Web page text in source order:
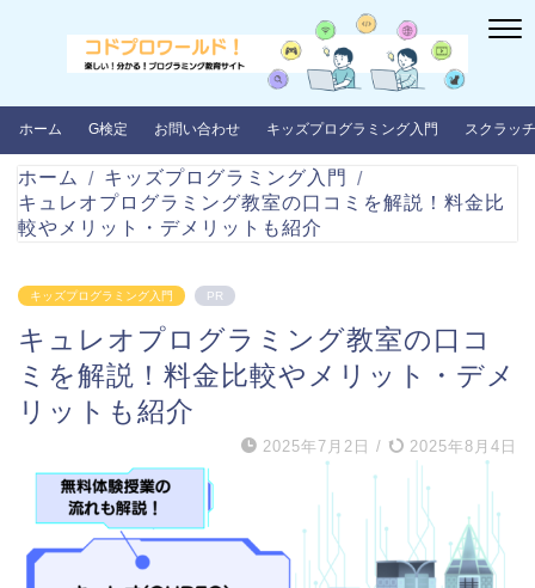
ホーム G検定 お問い合わせ キッズプログラミング入門 スクラッチ
ホーム
キッズプログラミング入門
キュレオプログラミング教室の口コミを解説！料金比
較やメリット・デメリットも紹介
キッズプログラミング入門 PR
キュレオプログラミング教室の口コ
ミを解説！料金比較やメリット・デメ
リットも紹介
2025年7月2日 / 2025年8月4日